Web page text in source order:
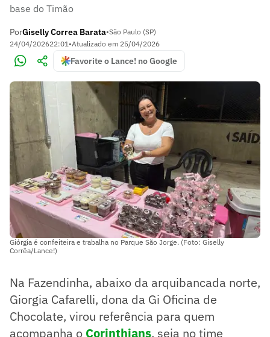
base do Timão
PorGiselly Correa Barata•São Paulo (SP)
24/04/202622:01•Atualizado em 25/04/2026
Favorite o Lance! no Google
Giórgia é confeiteira e trabalha no Parque São Jorge. (Foto: Giselly
Corrêa/Lance!)
Na Fazendinha, abaixo da arquibancada norte,
Giorgia Cafarelli, dona da Gi Oficina de
Chocolate, virou referência para quem
acompanha o Corinthians, seja no time